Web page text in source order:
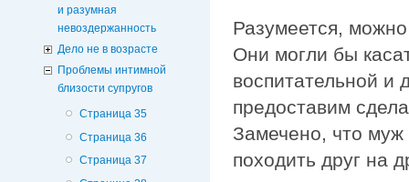
и разумная
невоздержанность
Дело не в возрасте
Проблемы интимной
близости супругов
Страница 35
Страница 36
Страница 37
Разумеется,
Они могли бы
воспитательной и
предоставим
Замечено, что
походить друг на